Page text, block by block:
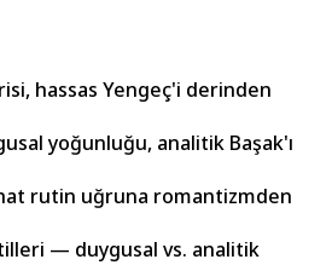
hassas Yengeç'i derinden
yoğunluğu, analitik Başak'ı
rutin uğruna romantizmden
— duygusal vs. analitik